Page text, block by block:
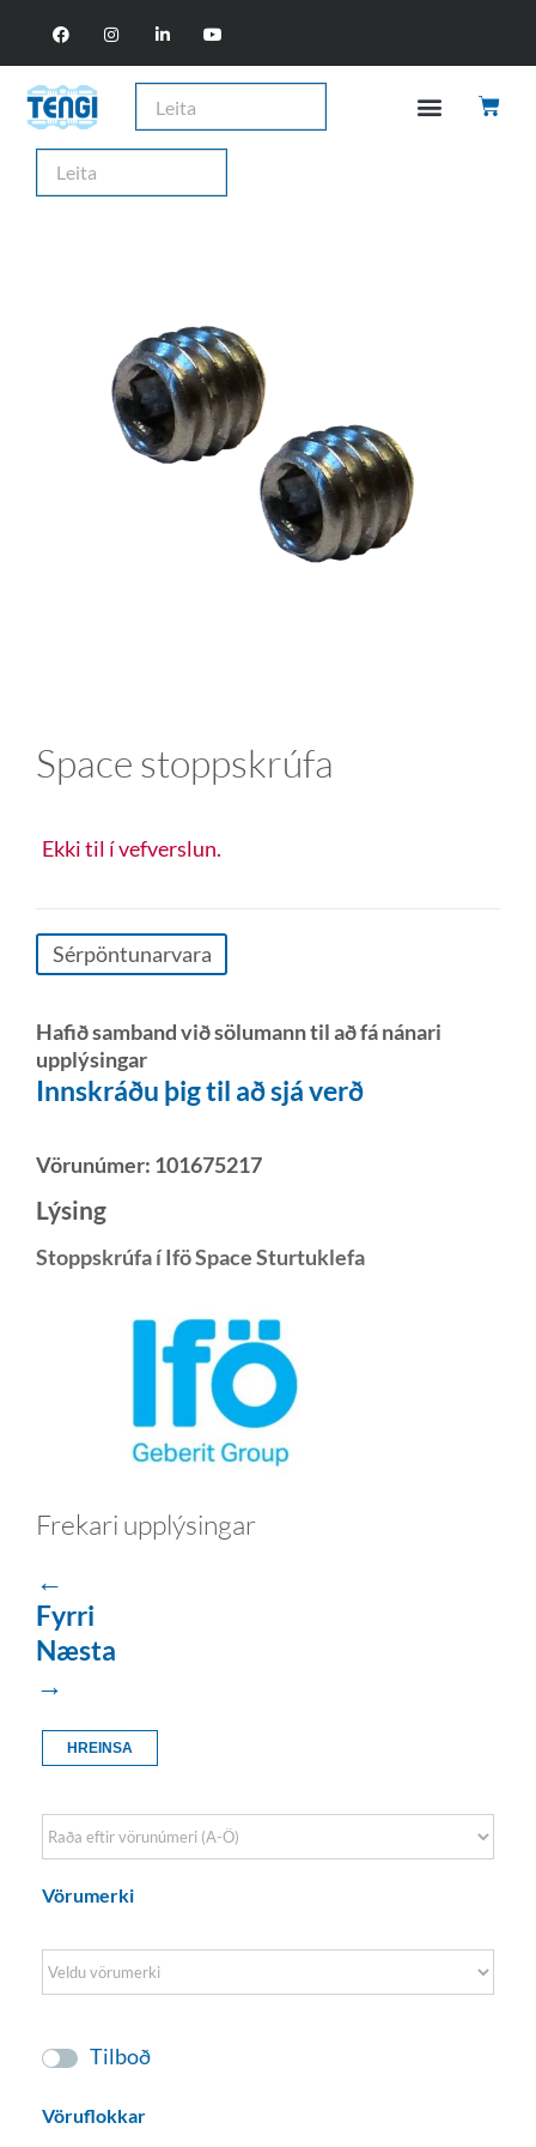
Space stoppskrúfa
Ekki til í vefverslun.
Sérpöntunarvara
Hafið samband við sölumann til að fá nánari
upplýsingar
Innskráðu þig til að sjá verð
Vörunúmer: 101675217
Lýsing
Stoppskrúfa í Ifö Space Sturtuklefa
Frekari upplýsingar
←
Fyrri
Næsta
→
HREINSA
Sort Products
Vörumerki
Tilboð
Vöruflokkar